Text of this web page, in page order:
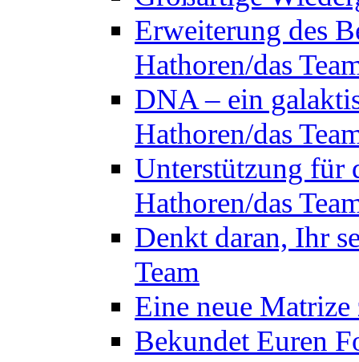
Erweiterung des
Hathoren/das
DNA – ein
Hathoren/das
Unterstützung für
Hathoren/das
Denkt daran, Ihr
Team
Eine neue Matrize
Bekundet Euren